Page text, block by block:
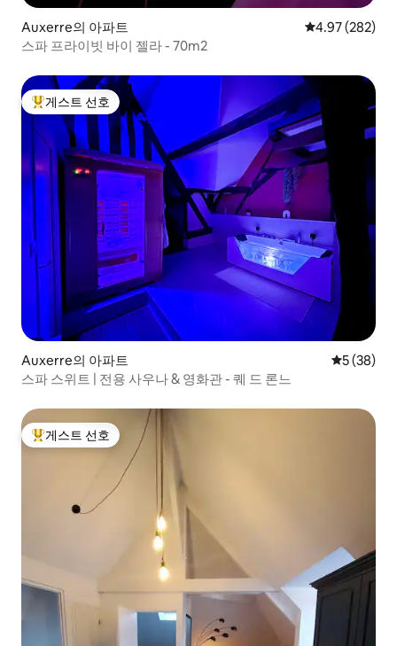
Auxerre의 아파트 평점 4.97점(5
4.97 (282)
스파 프라이빗 바이 젤라 - 70m2
상위 게스트 선호
게스트 선호
Auxerre의 아파트 평점 5점(5
5 (38)
스파 스위트 | 전용 사우나 & 영화관 - 퀘 드 론느
상위 게스트 선호
게스트 선호